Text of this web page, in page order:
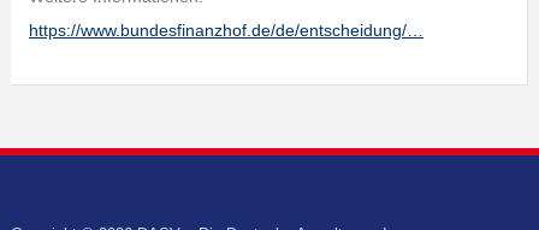
https://www.bundesfinanzhof.de/de/entscheidung/…